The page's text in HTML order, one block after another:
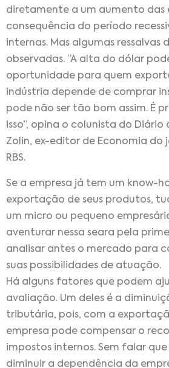
diretamente a um aumento das
consequência do período
internas. Mas algumas ressalvas
observadas. “A alta do dólar
oportunidade para quem
indústria depende de comprar
pode não ser tão bom assim. É
isso”, opina o colunista do Diário
Zolin, ex-editor de Economia do
RBS.
Se a empresa já tem um know-
exportação de seus produtos,
um micro ou pequeno
aventurar nessa seara pela
analisar antes o mercado para
suas possibilidades de atuação.
Há alguns fatores que podem
avaliação. Um deles é a
tributária, pois, com a
empresa pode compensar o
impostos internos. Sem falar
diminuir a dependência da